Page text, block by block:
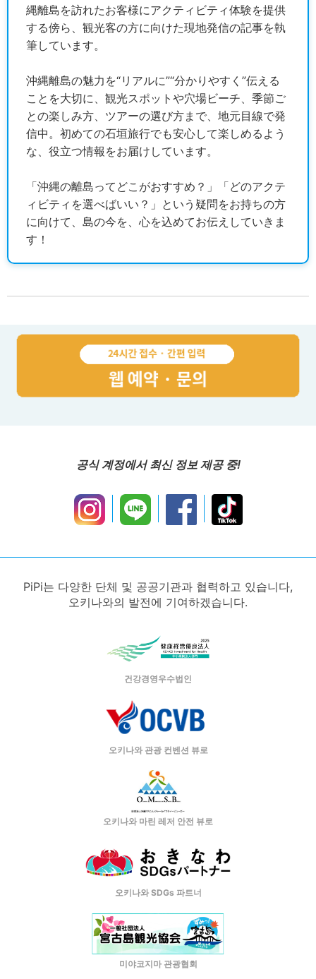
縄離島を訪れたお客様にアクティビティ体験を提供
する傍ら、観光客の方に向けた現地発信の記事を執
筆しています。
沖縄離島の魅力を“リアルに”“分かりやすく”伝える
ことを大切に、観光スポットや穴場ビーチ、季節ご
との楽しみ方、ツアーの選び方まで、地元目線で発
信中。初めての石垣旅行でも安心して楽しめるよう
な、役立つ情報をお届けしています。
「沖縄の離島ってどこがおすすめ？」「どのアクテ
ィビティを選べばいい？」という疑問をお持ちの方
に向けて、島の今を、心を込めてお伝えしていきま
す！
공식 계정에서 최신 정보 제공 중!
PiPi는 다양한 단체 및 공공기관과 협력하고 있습니다,
오키나와의 발전에 기여하겠습니다.
건강경영우수법인
오키나와 관광 컨벤션 뷰로
오키나와 마린 레저 안전 뷰로
오키나와 SDGs 파트너
미야코지마 관광협회